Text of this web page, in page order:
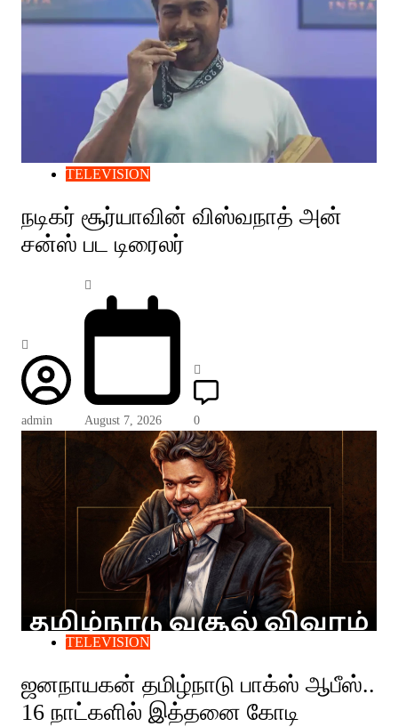
TELEVISION
நடிகர் சூர்யாவின் விஸ்வநாத் அன்
சன்ஸ் பட டிரைலர்
admin August 7, 2026 0
TELEVISION
ஜனநாயகன் தமிழ்நாடு பாக்ஸ் ஆபீஸ்..
16 நாட்களில் இத்தனை கோடி